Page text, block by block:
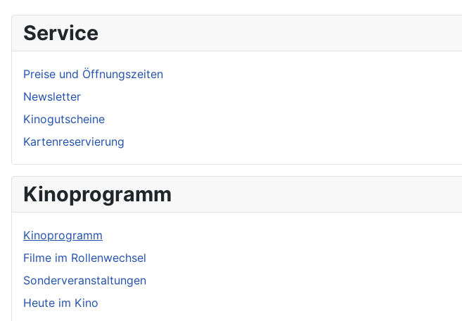
Service
Preise und Öffnungszeiten
Newsletter
Kinogutscheine
Kartenreservierung
Kinoprogramm
Kinoprogramm
Filme im Rollenwechsel
Sonderveranstaltungen
Heute im Kino